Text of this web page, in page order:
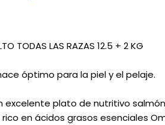
TODAS LAS RAZAS 12.5 + 2 KG
óptimo para la piel y el pelaje.
excelente plato de nutritivo
en ácidos grasos esenciales